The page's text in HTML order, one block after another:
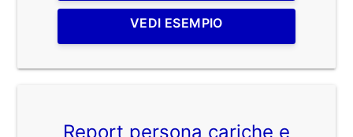
VEDI ESEMPIO
Report persona cariche e